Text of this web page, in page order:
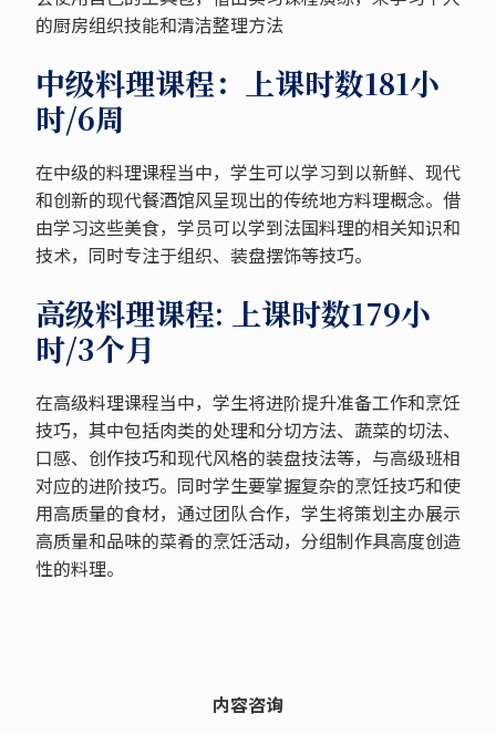
的厨房组织技能和清洁整理方法
中级料理课程：上课时数181小
时/6周
在中级的料理课程当中，学生可以学习到以新鲜、现代
和创新的现代餐酒馆风呈现出的传统地方料理概念。借
由学习这些美食，学员可以学到法国料理的相关知识和
技术，同时专注于组织、装盘摆饰等技巧。
高级料理课程: 上课时数179小
时/3个月
在高级料理课程当中，学生将进阶提升准备工作和烹饪
技巧，其中包括肉类的处理和分切方法、蔬菜的切法、
口感、创作技巧和现代风格的装盘技法等，与高级班相
对应的进阶技巧。同时学生要掌握复杂的烹饪技巧和使
用高质量的食材，通过团队合作，学生将策划主办展示
高质量和品味的菜肴的烹饪活动，分组制作具高度创造
性的料理。
内容咨询